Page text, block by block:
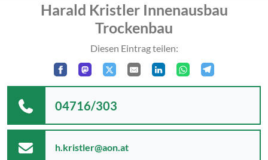
Harald Kristler Innenausbau
Trockenbau
Diesen Eintrag teilen:
04716/303
h.kristler@aon.at